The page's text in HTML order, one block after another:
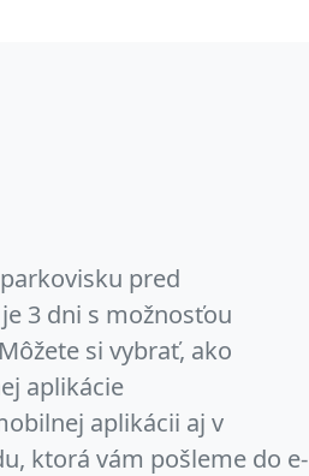
pred
3 dni s možnosťou
si vybrať, ako
aplikácie
aplikácii aj v
ktorá vám pošleme do e-